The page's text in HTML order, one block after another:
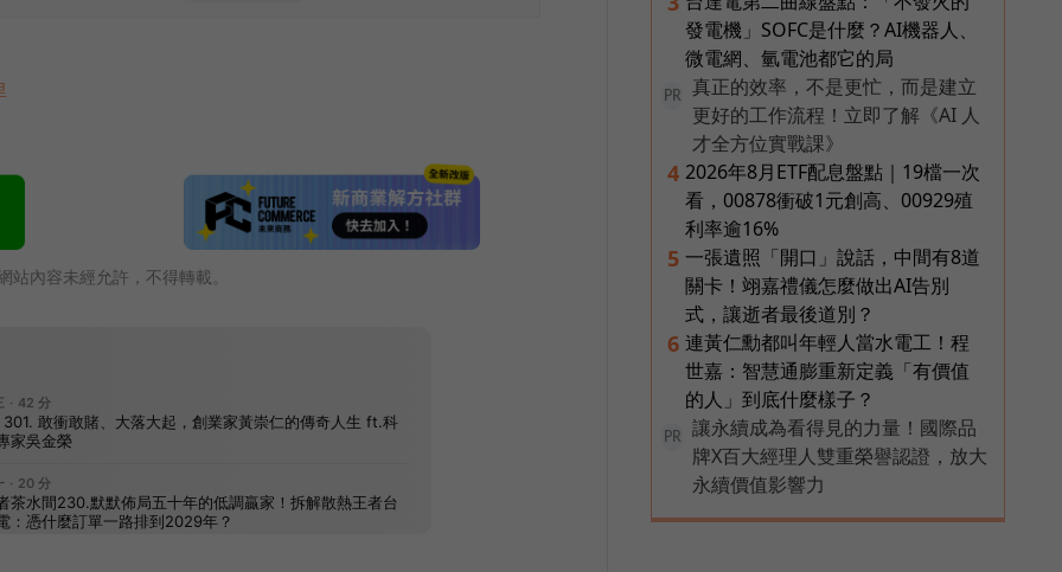
站內容未經允許，不得轉載。
發電機」SOFC是什麼？AI機器人、
微電網、氫電池都它的局
PR
真正的效率，不是更忙，而是建立
更好的工作流程！立即了解《AI 人
才全方位實戰課》
4 2026年8月ETF配息盤點｜19檔一次
看，00878衝破1元創高、00929殖
利率逾16%
5 一張遺照「開口」說話，中間有8道
關卡！翊嘉禮儀怎麼做出AI告別
式，讓逝者最後道別？
6 連黃仁勳都叫年輕人當水電工！程
世嘉：智慧通膨重新定義「有價值
的人」到底什麼樣子？
PR
讓永續成為看得見的力量！國際品
牌X百大經理人雙重榮譽認證，放大
永續價值影響力